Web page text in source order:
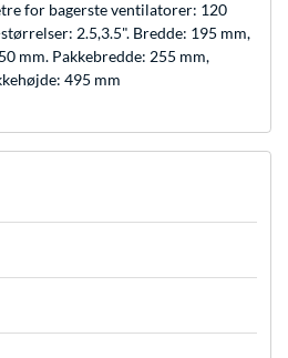
for bagerste ventilatorer: 120
2.5,3.5". Bredde: 195 mm,
mm. Pakkebredde: 255 mm,
495 mm